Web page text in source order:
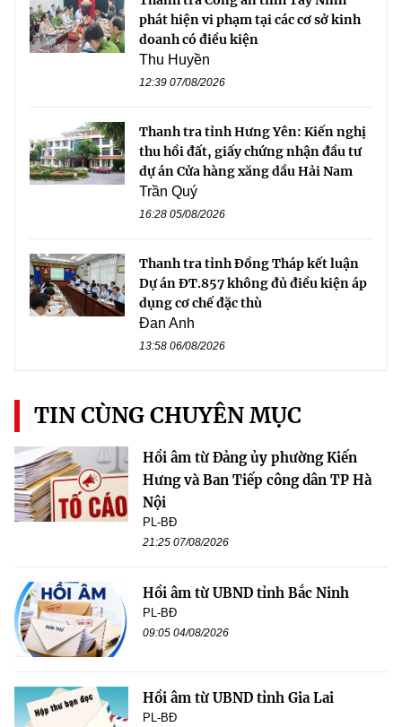
phát hiện vi phạm tại các cơ sở kinh
doanh có điều kiện
Thu Huyền
12:39 07/08/2026
Thanh tra tỉnh Hưng Yên: Kiến nghị
thu hồi đất, giấy chứng nhận đầu tư
dự án Cửa hàng xăng dầu Hải Nam
Trần Quý
16:28 05/08/2026
Thanh tra tỉnh Đồng Tháp kết luận
Dự án ĐT.857 không đủ điều kiện áp
dụng cơ chế đặc thù
Đan Anh
13:58 06/08/2026
TIN CÙNG CHUYÊN MỤC
Hồi âm từ Đảng ủy phường Kiến
Hưng và Ban Tiếp công dân TP Hà
Nội
PL-BĐ
21:25 07/08/2026
Hồi âm từ UBND tỉnh Bắc Ninh
PL-BĐ
09:05 04/08/2026
Hồi âm từ UBND tỉnh Gia Lai
PL-BĐ